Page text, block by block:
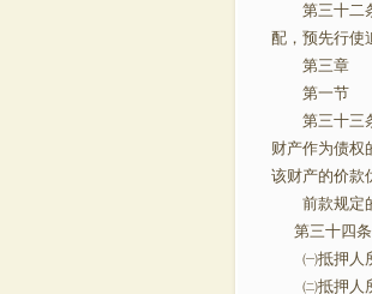
第三十二条
配，预先行使
第三
第一节
第三十三条
财产作为债权
该财产的价
前款规定的
第三十四
㈠抵押人
㈡抵押人